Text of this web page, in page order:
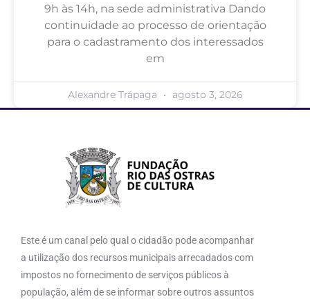
9h às 14h, na sede administrativa Dando
continuidade ao processo de orientação
para o cadastramento dos interessados
em
Alexandre Trápaga agosto 3, 2026
Este é um canal pelo qual o cidadão pode acompanhar
a utilização dos recursos municipais arrecadados com
impostos no fornecimento de serviços públicos à
população, além de se informar sobre outros assuntos